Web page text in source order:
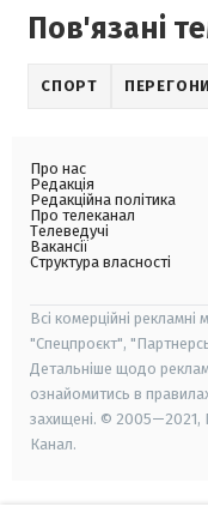
Пов'язані
СПОРТ ПЕРЕГОНИ
Про нас
Редакція
Редакційна політика
Про телеканал
Телеведучі
Вакансії
Структура власності
Всі комерційні рекламні
"Спецпроєкт",
Детальніше щодо
ознайомитись в
захищені. © 2005—2021,
Канал.